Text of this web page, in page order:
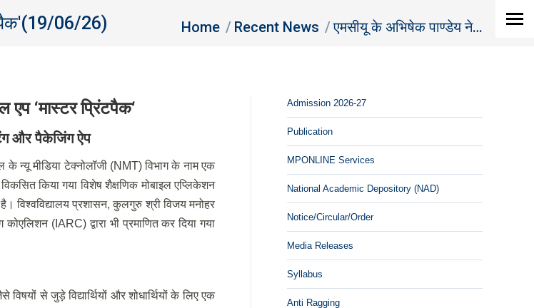
06/26) You are here:
Home Recent News एमसीयू के अभिषेक पाण्डेय ने…
एप ‘मास्टर प्रिंटपैक‘
और पैकेजिंग ऐप
के न्यू मीडिया टेक्नोलॉजी (NMT) विभाग के नाम एक
किया गया विशेष शैक्षणिक मोबाइल एप्लिकेशन
विश्वविद्यालय प्रशासन, कुलगुरु श्री विजय मनोहर
(IARC) द्वारा भी प्रमाणित कर दिया गया
से जुड़े विद्यार्थियों और शोधार्थियों के लिए एक
Admission 2026-27
Publication
MPONLINE Services
National Academic Depository (NAD)
Notice/Circular/Order
Media Releases
Syllabus
Anti Ragging